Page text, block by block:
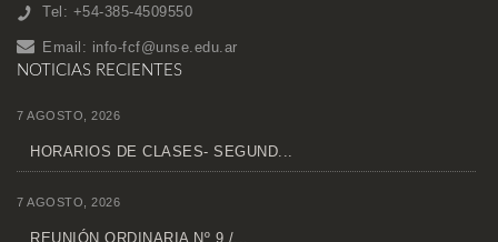
Tel: +54-385-4509550
Email: info-fcf@unse.edu.ar
NOTICIAS RECIENTES
7 AGOSTO, 2026
HORARIOS DE CLASES- SEGUND...
7 AGOSTO, 2026
REUNIÓN ORDINARIA Nº 9 /...